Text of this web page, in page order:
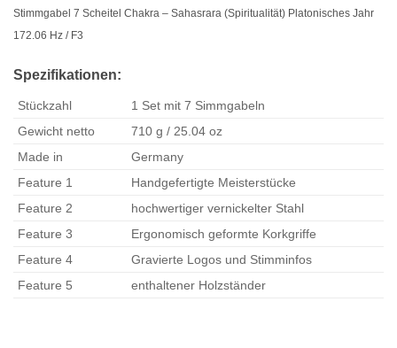
Stimmgabel 7 Scheitel Chakra – Sahasrara (Spiritualität) Platonisches Jahr
172.06 Hz / F3
Spezifikationen:
Stückzahl
1 Set mit 7 Simmgabeln
Gewicht netto
710 g / 25.04 oz
Made in
Germany
Feature 1
Handgefertigte Meisterstücke
Feature 2
hochwertiger vernickelter Stahl
Feature 3
Ergonomisch geformte Korkgriffe
Feature 4
Gravierte Logos und Stimminfos
Feature 5
enthaltener Holzständer